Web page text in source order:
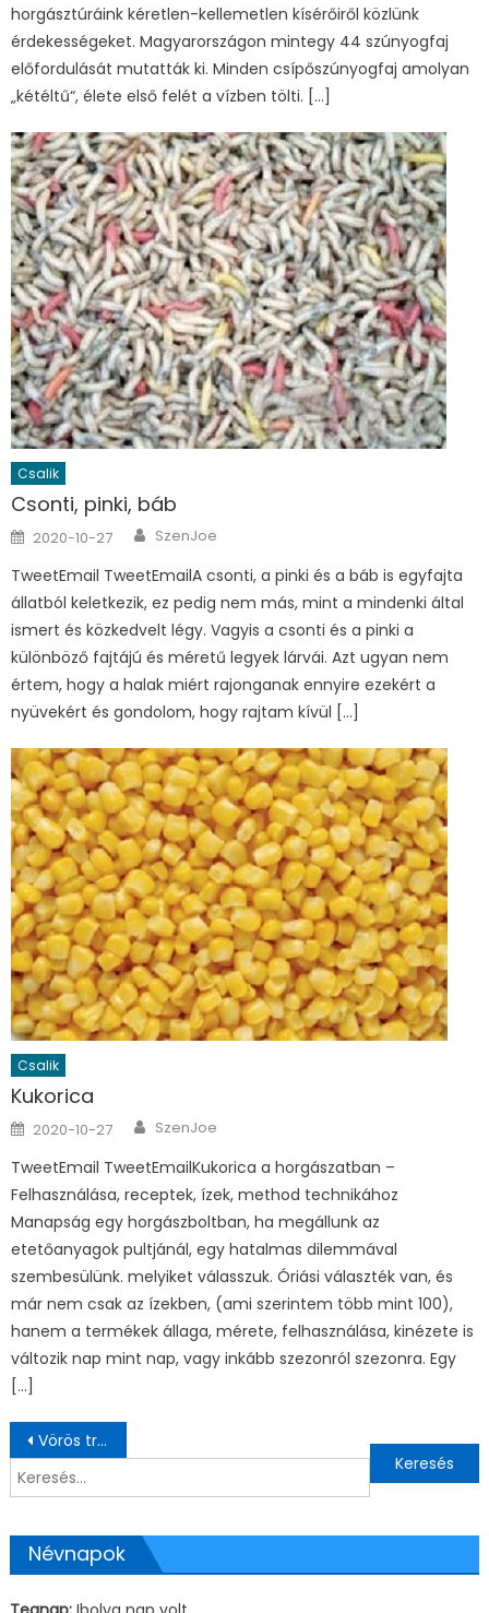
horgásztúráink kéretlen-kellemetlen kísérőiről közlünk
érdekességeket. Magyarországon mintegy 44 szúnyogfaj
előfordulását mutatták ki. Minden csípőszúnyogfaj amolyan
„kétéltű“, élete első felét a vízben tölti. […]
Csalik
Csonti, pinki, báb
Posted on
2020-10-27 Author
SzenJoe
TweetEmail TweetEmailA csonti, a pinki és a báb is egyfajta
állatból keletkezik, ez pedig nem más, mint a mindenki által
ismert és közkedvelt légy. Vagyis a csonti és a pinki a
különböző fajtájú és méretű legyek lárvái. Azt ugyan nem
értem, hogy a halak miért rajonganak ennyire ezekért a
nyüvekért és gondolom, hogy rajtam kívül […]
Csalik
Kukorica
Posted on
2020-10-27 Author
SzenJoe
TweetEmail TweetEmailKukorica a horgászatban –
Felhasználása, receptek, ízek, method technikához
Manapság egy horgászboltban, ha megállunk az
etetőanyagok pultjánál, egy hatalmas dilemmával
szembesülünk. melyiket válasszuk. Óriási választék van, és
már nem csak az ízekben, (ami szerintem több mint 100),
hanem a termékek állaga, mérete, felhasználása, kinézete is
változik nap mint nap, vagy inkább szezonról szezonra. Egy
[…]
Bejegyzés navigáció
Vörös trágyagiliszta
Keresés:
Névnapok